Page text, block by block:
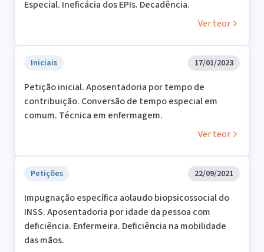
Especial. Ineficácia dos EPIs. Decadência.
Ver teor
Iniciais 17/01/2023
Petição inicial. Aposentadoria por tempo de
contribuição. Conversão de tempo especial em
comum. Técnica em enfermagem.
Ver teor
Petições 22/09/2021
Impugnação específica aolaudo biopsicossocial do
INSS. Aposentadoria por idade da pessoa com
deficiência. Enfermeira. Deficiência na mobilidade
das mãos.